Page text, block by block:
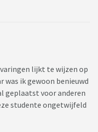
lijkt te wijzen op
was ik gewoon benieuwd
geplaatst voor anderen
studente ongetwijfeld